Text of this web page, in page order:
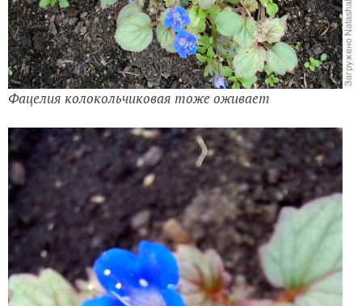
Фацелия колокольчиковая тоже оживает